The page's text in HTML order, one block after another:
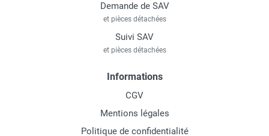
Demande de SAV
et pièces détachées
Suivi SAV
et pièces détachées
Informations
CGV
Mentions légales
Politique de confidentialité